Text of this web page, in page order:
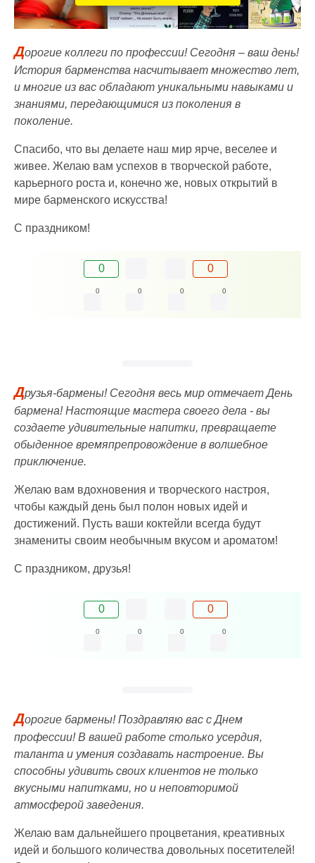
Дорогие коллеги по профессии! Сегодня – ваш день!
История барменства насчитывает множество лет,
и многие из вас обладают уникальными навыками и
знаниями, передающимися из поколения в
поколение.
Спасибо, что вы делаете наш мир ярче, веселее и
живее. Желаю вам успехов в творческой работе,
карьерного роста и, конечно же, новых открытий в
мире барменского искусства!
С праздником!
0 0
0 0 0 0
Друзья-бармены! Сегодня весь мир отмечает День
бармена! Настоящие мастера своего дела - вы
создаете удивительные напитки, превращаете
обыденное времяпрепровождение в волшебное
приключение.
Желаю вам вдохновения и творческого настроя,
чтобы каждый день был полон новых идей и
достижений. Пусть ваши коктейли всегда будут
знамениты своим необычным вкусом и ароматом!
С праздником, друзья!
0 0
0 0 0 0
Дорогие бармены! Поздравляю вас с Днем
профессии! В вашей работе столько усердия,
таланта и умения создавать настроение. Вы
способны удивить своих клиентов не только
вкусными напитками, но и неповторимой
атмосферой заведения.
Желаю вам дальнейшего процветания, креативных
идей и большого количества довольных посетителей!